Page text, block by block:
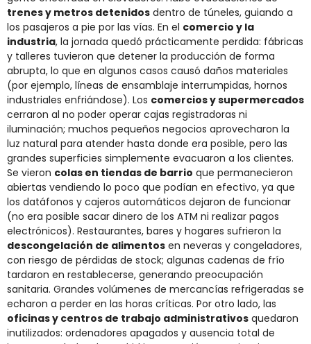
trenes y metros detenidos dentro de túneles, guiando a
los pasajeros a pie por las vías. En el comercio y la
industria, la jornada quedó prácticamente perdida: fábricas
y talleres tuvieron que detener la producción de forma
abrupta, lo que en algunos casos causó daños materiales
(por ejemplo, líneas de ensamblaje interrumpidas, hornos
industriales enfriándose). Los comercios y supermercados
cerraron al no poder operar cajas registradoras ni
iluminación; muchos pequeños negocios aprovecharon la
luz natural para atender hasta donde era posible, pero las
grandes superficies simplemente evacuaron a los clientes.
Se vieron colas en tiendas de barrio que permanecieron
abiertas vendiendo lo poco que podían en efectivo​, ya que
los datáfonos y cajeros automáticos dejaron de funcionar
(no era posible sacar dinero de los ATM ni realizar pagos
electrónicos). Restaurantes, bares y hogares sufrieron la
descongelación de alimentos en neveras y congeladores,
con riesgo de pérdidas de stock; algunas cadenas de frío
tardaron en restablecerse, generando preocupación
sanitaria. Grandes volúmenes de mercancías refrigeradas se
echaron a perder en las horas críticas. Por otro lado, las
oficinas y centros de trabajo administrativos quedaron
inutilizados: ordenadores apagados y ausencia total de